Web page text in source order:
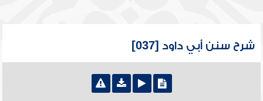
شرح سنن أبي داود [037]